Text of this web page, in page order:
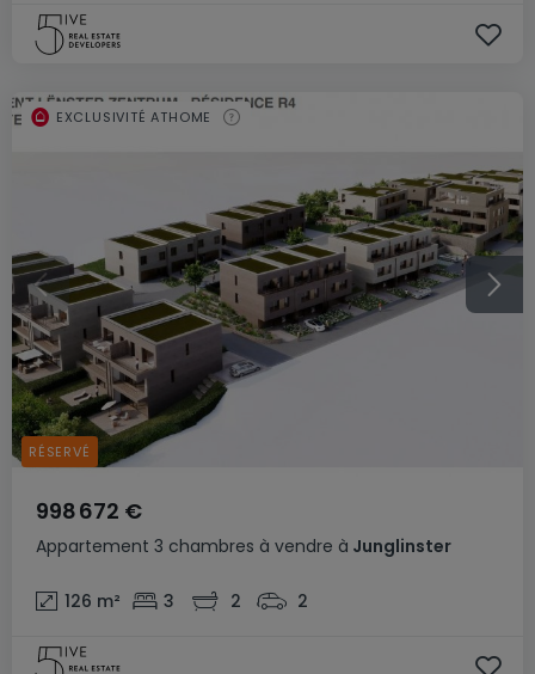
Appartement 3 chambres à vendre à Junglinster
998 672 €
126 m² 3 2 2
EXCLUSIVITÉ ATHOME
RÉSERVÉ